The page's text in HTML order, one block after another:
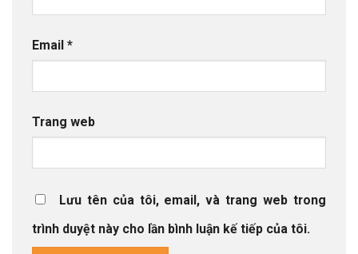
Email *
Trang web
Lưu tên của tôi, email, và trang web trong
trình duyệt này cho lần bình luận kế tiếp của tôi.